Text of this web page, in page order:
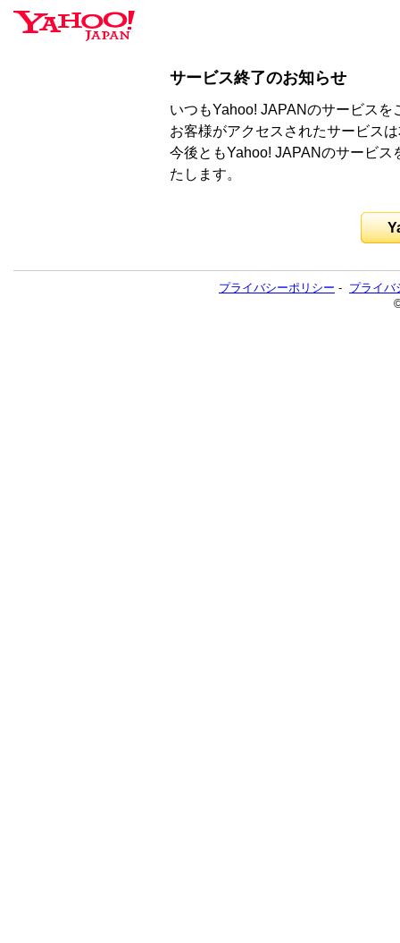
サービス終了のお知らせ
いつもYahoo! JAPANのサービス
お客様がアクセスされたサービス
今後ともYahoo! JAPANのサービ
たします。
プライバシーポリシー - プライバ